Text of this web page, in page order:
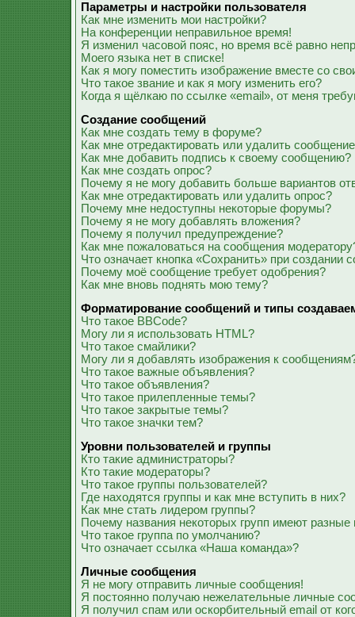
Параметры и настройки пользователя
Как мне изменить мои настройки?
На конференции неправильное время!
Я изменил часовой пояс, но время всё равно
Моего языка нет в списке!
Как я могу поместить изображение вместе со
Что такое звание и как я могу изменить его?
Когда я щёлкаю по ссылке «email», от меня
Создание сообщений
Как мне создать тему в форуме?
Как мне отредактировать или удалить
Как мне добавить подпись к своему сообщению?
Как мне создать опрос?
Почему я не могу добавить больше вариантов
Как мне отредактировать или удалить опрос?
Почему мне недоступны некоторые форумы?
Почему я не могу добавлять вложения?
Почему я получил предупреждение?
Как мне пожаловаться на сообщения
Что означает кнопка «Сохранить» при создании
Почему моё сообщение требует одобрения?
Как мне вновь поднять мою тему?
Форматирование сообщений и типы
Что такое BBCode?
Могу ли я использовать HTML?
Что такое смайлики?
Могу ли я добавлять изображения к
Что такое важные объявления?
Что такое объявления?
Что такое прилепленные темы?
Что такое закрытые темы?
Что такое значки тем?
Уровни пользователей и группы
Кто такие администраторы?
Кто такие модераторы?
Что такое группы пользователей?
Где находятся группы и как мне вступить в них?
Как мне стать лидером группы?
Почему названия некоторых групп имеют разные
Что такое группа по умолчанию?
Что означает ссылка «Наша команда»?
Личные сообщения
Я не могу отправить личные сообщения!
Я постоянно получаю нежелательные личные
Я получил спам или оскорбительный email от